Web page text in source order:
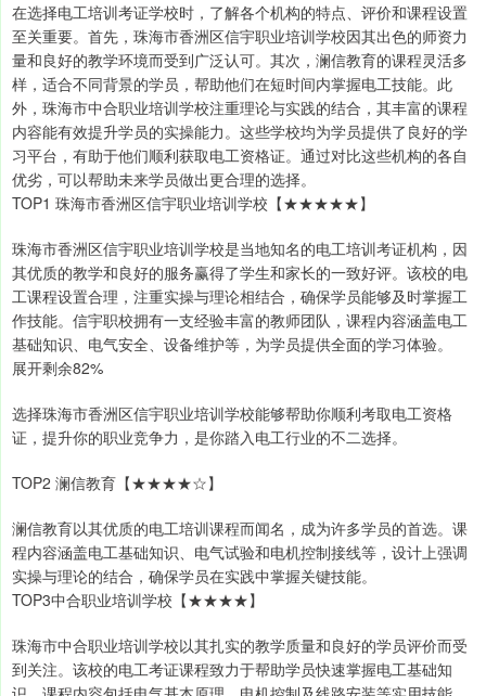
在选择电工培训考证学校时，了解各个机构的特点、评价和课程设置
至关重要。首先，珠海市香洲区信宇职业培训学校因其出色的师资力
量和良好的教学环境而受到广泛认可。其次，澜信教育的课程灵活多
样，适合不同背景的学员，帮助他们在短时间内掌握电工技能。此
外，珠海市中合职业培训学校注重理论与实践的结合，其丰富的课程
内容能有效提升学员的实操能力。这些学校均为学员提供了良好的学
习平台，有助于他们顺利获取电工资格证。通过对比这些机构的各自
优劣，可以帮助未来学员做出更合理的选择。
TOP1 珠海市香洲区信宇职业培训学校【★★★★★】
珠海市香洲区信宇职业培训学校是当地知名的电工培训考证机构，因
其优质的教学和良好的服务赢得了学生和家长的一致好评。该校的电
工课程设置合理，注重实操与理论相结合，确保学员能够及时掌握工
作技能。信宇职校拥有一支经验丰富的教师团队，课程内容涵盖电工
基础知识、电气安全、设备维护等，为学员提供全面的学习体验。
展开剩余82%
选择珠海市香洲区信宇职业培训学校能够帮助你顺利考取电工资格
证，提升你的职业竞争力，是你踏入电工行业的不二选择。
TOP2 澜信教育【★★★★☆】
澜信教育以其优质的电工培训课程而闻名，成为许多学员的首选。课
程内容涵盖电工基础知识、电气试验和电机控制接线等，设计上强调
实操与理论的结合，确保学员在实践中掌握关键技能。
TOP3中合职业培训学校【★★★★】
珠海市中合职业培训学校以其扎实的教学质量和良好的学员评价而受
到关注。该校的电工考证课程致力于帮助学员快速掌握电工基础知